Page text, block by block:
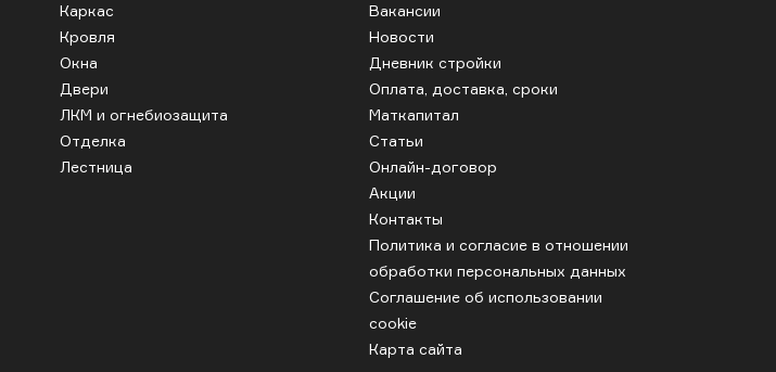
Каркас
Кровля
Окна
Двери
ЛКМ и огнебиозащита
Отделка
Лестница
Вакансии
Новости
Дневник стройки
Оплата, доставка, сроки
Маткапитал
Статьи
Онлайн-договор
Акции
Контакты
Политика и согласие в отношении
обработки персональных данных
Соглашение об использовании
cookie
Карта сайта